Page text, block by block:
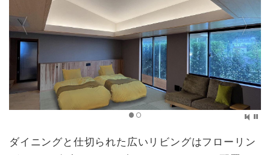
ダイニングと仕切られた広いリビングはフローリン